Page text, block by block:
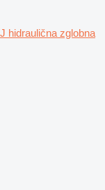
hidraulična zglobna